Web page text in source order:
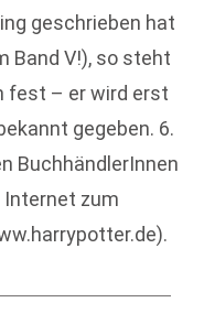
geschrieben hat
Band V!), so steht
fest – er wird erst
gegeben. 6.
BuchhändlerInnen
Internet zum